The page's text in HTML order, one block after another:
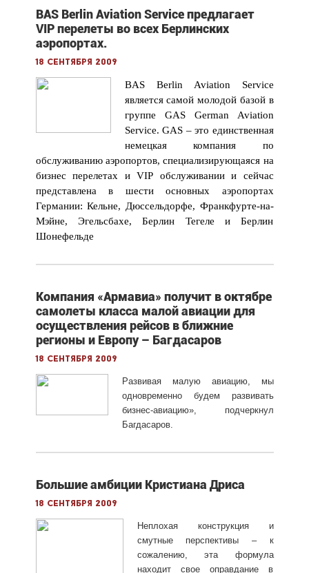
BAS Berlin Aviation Service предлагает
VIP перелеты во всех Берлинских
аэропортах.
18 сентября 2009
BAS Berlin Aviation Service
является самой молодой базой в
группе GAS German Aviation
Service. GAS – это единственная
немецкая компания по
обслуживанию аэропортов, специализирующаяся на
бизнес перелетах и VIP обслуживании и сейчас
представлена в шести основных аэропортах
Германии: Кельне, Дюссельдорфе, Франкфурте-на-
Мэйне, Эгельсбахе, Берлин Тегеле и Берлин
Шонефельде
Компания «Армавиа» получит в октябре
самолеты класса малой авиации для
осуществления рейсов в ближние
регионы и Европу – Багдасаров
18 сентября 2009
Развивая малую авиацию, мы
одновременно будем развивать
бизнес-авиацию», подчеркнул
Багдасаров.
Большие амбиции Кристиана Дриса
18 сентября 2009
Неплохая конструкция и
смутные перспективы – к
сожалению, эта формула
находит свое оправдание в